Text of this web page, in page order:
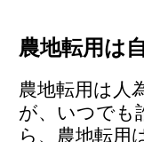
農地転用は
農地転用は人
が、いつでも
ら、農地転用